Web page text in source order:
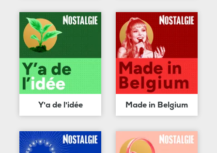
Y'a de l'idée Made in Belgium